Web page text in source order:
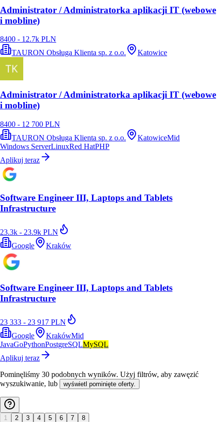
Administrator / Administratorka aplikacji IT (webowe
i mobline)
8400 - 12.7k PLN
TAURON Obsługa Klienta sp. z o.o.
Katowice
Administrator / Administratorka aplikacji IT (webowe
i mobline)
8400 - 12 700 PLN
TAURON Obsługa Klienta sp. z o.o.
KatowiceMid
Windows ServerLinuxRed HatPHP
Aplikuj teraz
Software Engineer III, Laptops and Tablets
Infrastructure
23.3k - 23.9k PLN
Google
Kraków
Software Engineer III, Laptops and Tablets
Infrastructure
23 333 - 23 917 PLN
Google
KrakówMid
JavaGoPythonPostgreSQLMySQL
Aplikuj teraz
Pominęliśmy 30 podobnych wyników. Użyj filtrów, aby zawęzić
wyszukiwanie, lub
wyświetl pominięte oferty.
1 2 3 4 5 6 7 8